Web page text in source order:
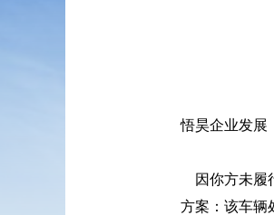
悟昊企业发展
因你方未履
方案：该车辆